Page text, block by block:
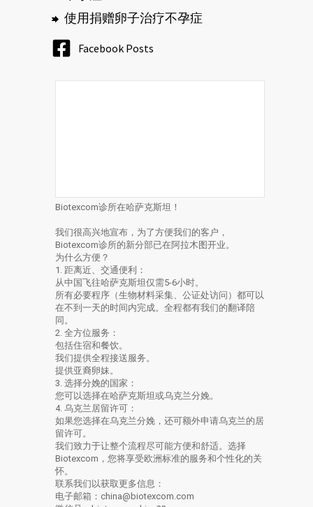
使用捐赠卵子治疗不孕症
Facebook Posts
Biotexcom诊所在哈萨克斯坦！
我们很高兴地宣布，为了方便我们的客户，
Biotexcom诊所的新分部已在阿拉木图开业。
为什么方便？
1. 距离近、交通便利：
从中国飞往哈萨克斯坦仅需5-6小时。
所有必要程序（生物材料采集、公证处访问）都可以
在不到一天的时间内完成。全程都有我们的翻译陪
同。
2. 全方位服务：
包括住宿和餐饮。
我们提供全程接送服务。
提供亚裔卵妹。
3. 选择分娩的国家：
您可以选择在哈萨克斯坦或乌克兰分娩。
4. 乌克兰居留许可：
如果您选择在乌克兰分娩，还可额外申请乌克兰的居
留许可。
我们致力于让整个流程尽可能方便和舒适。选择
Biotexcom，您将享受欧洲标准的服务和个性化的关
怀。
联系我们以获取更多信息：
电子邮箱：china@biotexcom.com